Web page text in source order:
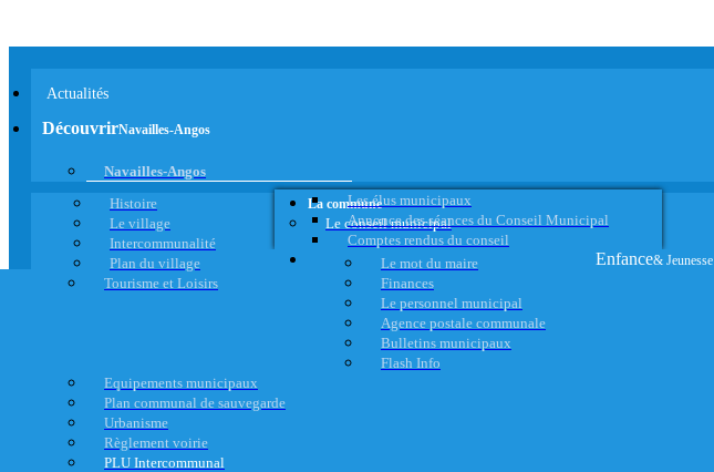
Actualités
DécouvrirNavailles-Angos
Navailles-Angos
Histoire
Le village
Intercommunalité
Plan du village
Tourisme et Loisirs
La commune
Le conseil municipal
Les élus municipaux
Annonce des séances du Conseil Municipal
Comptes rendus du conseil
Le mot du maire
Finances
Le personnel municipal
Agence postale communale
Bulletins municipaux
Flash Info
Equipements municipaux
Plan communal de sauvegarde
Urbanisme
Règlement voirie
PLU Intercommunal
Enfance& Jeunesse